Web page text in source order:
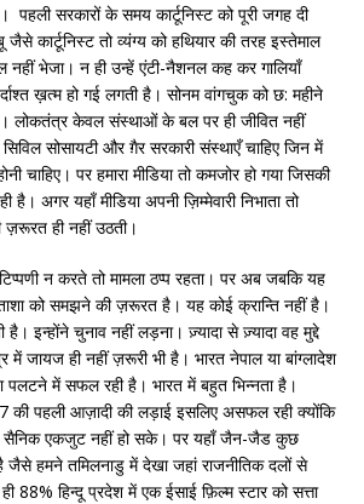
पहली सरकारों के समय कार्टूनिस्ट को पूरी जगह दी
कार्टूनिस्ट तो व्यंग्य को हथियार की तरह इस्तेमाल
भेजा। न ही उन्हें एंटी-नैशनल कह कर गालियाँ
ख़त्म हो गई लगती है। सोनम वांगचुक को छ: महीने
लोकतंत्र केवल संस्थाओं के बल पर ही जीवित नहीं
सोसायटी और ग़ैर सरकारी संस्थाएँ चाहिए जिन में
चाहिए। पर हमारा मीडिया तो कमजोर हो गया जिसकी
है। अगर यहाँ मीडिया अपनी ज़िम्मेवारी निभाता तो
ही नहीं उठती।
न करते तो मामला ठप्प रहता। पर अब जबकि यह
को समझने की ज़रूरत है। यह कोई क्रान्ति नहीं है।
है। इन्होंने चुनाव नहीं लड़ना। ज़्यादा से ज़्यादा वह मुद्दे
जायज ही नहीं ज़रूरी भी है। भारत नेपाल या बांग्लादेश
में सफल रही है। भारत में बहुत भिन्नता है।
की पहली आज़ादी की लड़ाई इसलिए असफल रही क्योंकि
सैनिक एकजुट नहीं हो सके। पर यहाँ जैन-जैड कुछ
जैसे हमने तमिलनाडु में देखा जहां राजनीतिक दलों से
88% हिन्दू प्रदेश में एक ईसाई फ़िल्म स्टार को सत्ता